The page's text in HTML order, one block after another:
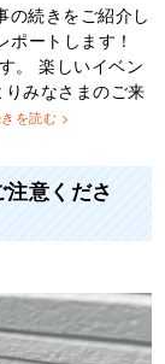
の続きをご紹介し
ートします！
。 楽しいイベン
みなさまのご来
を読む >
意くださ